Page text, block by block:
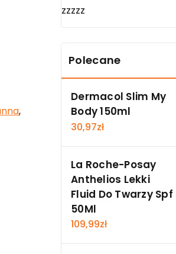
,
zzzzz
Polecane
Dermacol Slim My
Body 150ml
30,97zł
La Roche-Posay
Anthelios Lekki
Fluid Do Twarzy Spf
50Ml
109,99zł